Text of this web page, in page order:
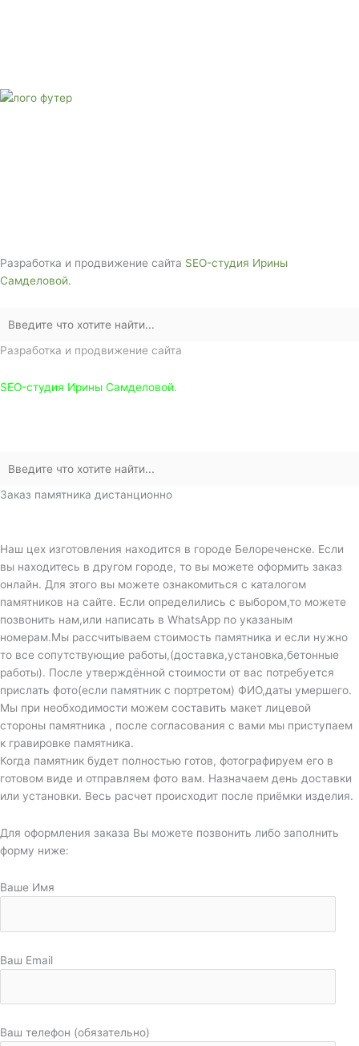
Разработка и продвижение сайта SEO-студия Ирины
Самделовой.
Разработка и продвижение сайта
SEO-студия Ирины Самделовой.
Заказ памятника дистанционно
Наш цех изготовления находится в городе Белореченске. Если
вы находитесь в другом городе, то вы можете оформить заказ
онлайн. Для этого вы можете ознакомиться с каталогом
памятников на сайте. Если определились с выбором,то можете
позвонить нам,или написать в WhatsApp по указаным
номерам.Мы рассчитываем стоимость памятника и если нужно
то все сопутствующие работы,(доставка,установка,бетонные
работы). После утверждённой стоимости от вас потребуется
прислать фото(если памятник с портретом) ФИО,даты умершего.
Мы при необходимости можем составить макет лицевой
стороны памятника , после согласования с вами мы приступаем
к гравировке памятника.
Когда памятник будет полностью готов, фотографируем его в
готовом виде и отправляем фото вам. Назначаем день доставки
или установки. Весь расчет происходит после приёмки изделия.
Для оформления заказа Вы можете позвонить либо заполнить
форму ниже:
Ваше Имя
Ваш Email
Ваш телефон (обязательно)